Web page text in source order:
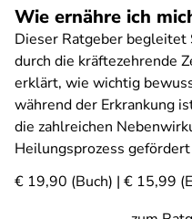
Wie ernähre ich
Dieser Ratgeber begleitet
durch die kräftezehrende
erklärt, wie wichtig
während der Erkrankung
die zahlreichen
Heilungsprozess
€ 19,90 (Buch) | € 15,99